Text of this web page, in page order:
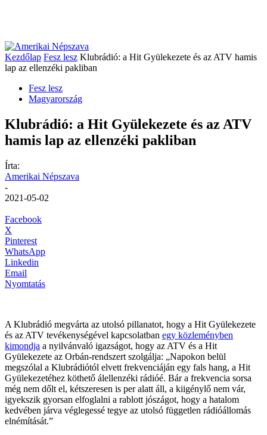
Kezdőlap Fesz lesz Klubrádió: a Hit Gyülekezete és az ATV hamis
lap az ellenzéki pakliban
Fesz lesz
Magyarország
Klubrádió: a Hit Gyülekezete és az ATV
hamis lap az ellenzéki pakliban
Írta:
Amerikai Népszava
-
2021-05-02
Facebook
X
Pinterest
WhatsApp
Linkedin
Email
Nyomtatás
A Klubrádió megvárta az utolsó pillanatot, hogy a Hit Gyülekezete
és az ATV tevékenységével kapcsolatban egy közleményben
kimondja a nyilvánvaló igazságot, hogy az ATV és a Hit
Gyülekezete az Orbán-rendszert szolgálja: „Napokon belül
megszólal a Klubrádiótól elvett frekvenciáján egy fals hang, a Hit
Gyülekezetéhez köthető álellenzéki rádióé. Bár a frekvencia sorsa
még nem dőlt el, kétszeresen is per alatt áll, a kiigénylő nem vár,
igyekszik gyorsan elfoglalni a rablott jószágot, hogy a hatalom
kedvében járva véglegessé tegye az utolsó független rádióállomás
elnémítását.”